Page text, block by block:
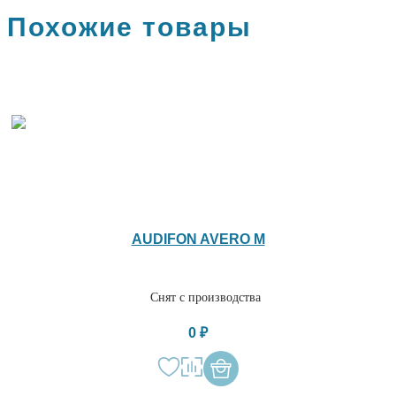
Похожие товары
AUDIFON AVERO M
Снят с производства
0 ₽